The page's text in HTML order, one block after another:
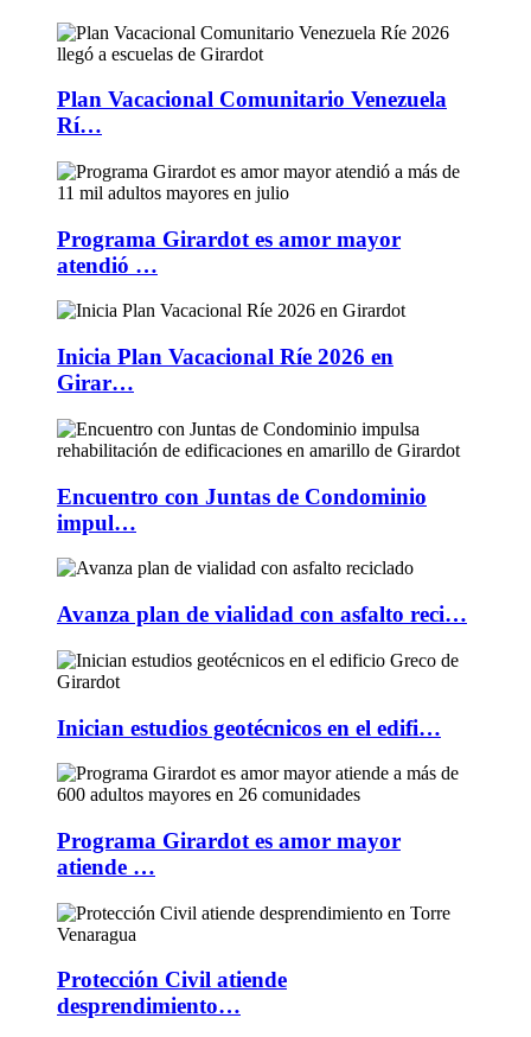
Plan Vacacional Comunitario Venezuela
Rí…
Programa Girardot es amor mayor
atendió …
Inicia Plan Vacacional Ríe 2026 en
Girar…
Encuentro con Juntas de Condominio
impul…
Avanza plan de vialidad con asfalto reci…
Inician estudios geotécnicos en el edifi…
Programa Girardot es amor mayor
atiende …
Protección Civil atiende
desprendimiento…